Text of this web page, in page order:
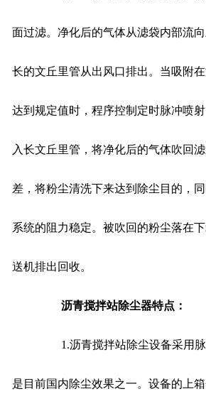
面过滤。净化后的气体从滤袋内部流
长的文丘里管从出风口排出。当吸附
达到规定值时，程序控制定时脉冲喷
入长文丘里管，将净化后的气体吹回
差，将粉尘清洗下来达到除尘目的，
系统的阻力稳定。被吹回的粉尘落在
送机排出回收。
沥青搅拌站除尘器特点：
1.沥青搅拌站除尘设备采用脉
是目前国内除尘效果之一。设备的上